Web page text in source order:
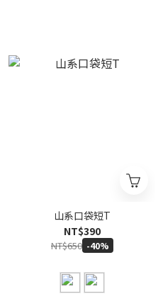
山系口袋短T
NT$390
NT$650 -40%